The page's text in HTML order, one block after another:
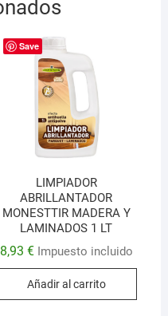
Save
LIMPIADOR
ABRILLANTADOR
MONESTTIR MADERA Y
LAMINADOS 1 LT
8,93 € Impuesto incluido
Añadir al carrito